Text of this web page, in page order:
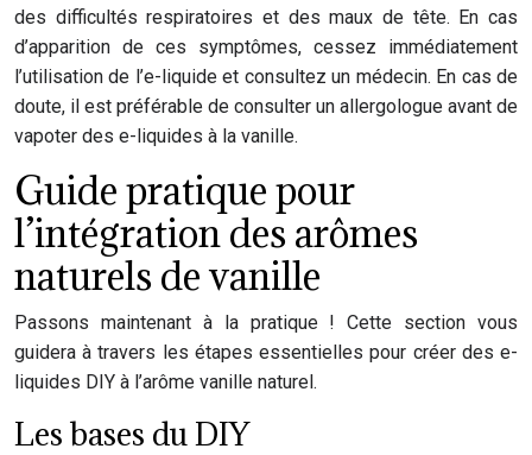
des difficultés respiratoires et des maux de tête. En cas
d’apparition de ces symptômes, cessez immédiatement
l’utilisation de l’e-liquide et consultez un médecin. En cas de
doute, il est préférable de consulter un allergologue avant de
vapoter des e-liquides à la vanille.
Guide pratique pour
l’intégration des arômes
naturels de vanille
Passons maintenant à la pratique ! Cette section vous
guidera à travers les étapes essentielles pour créer des e-
liquides DIY à l’arôme vanille naturel.
Les bases du DIY